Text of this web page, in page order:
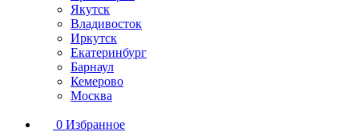
Якутск
Владивосток
Иркутск
Екатеринбург
Барнаул
Кемерово
Москва
0 Избранное